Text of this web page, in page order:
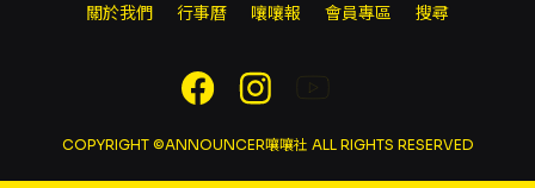
關於我們 行事曆 嚷嚷報 會員專區 搜尋
COPYRIGHT ©ANNOUNCER嚷嚷社 ALL RIGHTS RESERVED